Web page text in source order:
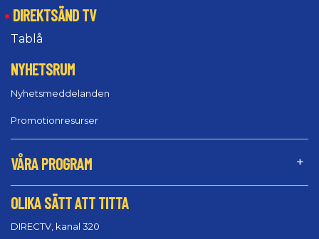
DIREKTSÄND TV
Tablå
NYHETSRUM
Nyhetsmeddelanden
Promotionresurser
VÅRA PROGRAM
OLIKA SÄTT ATT TITTA
DIRECTV, kanal 320